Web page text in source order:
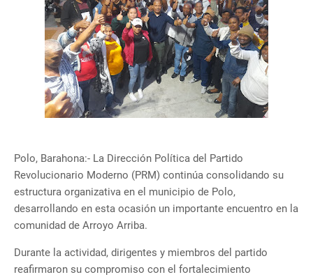
Polo, Barahona:- La Dirección Política del Partido
Revolucionario Moderno (PRM) continúa consolidando su
estructura organizativa en el municipio de Polo,
desarrollando en esta ocasión un importante encuentro en la
comunidad de Arroyo Arriba.
Durante la actividad, dirigentes y miembros del partido
reafirmaron su compromiso con el fortalecimiento